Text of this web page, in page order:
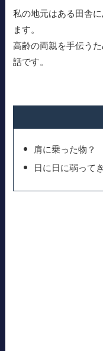
私の地元はある田舎
ます。
高齢の両親を手伝う
話です。
肩に乗った物？
日に日に弱って